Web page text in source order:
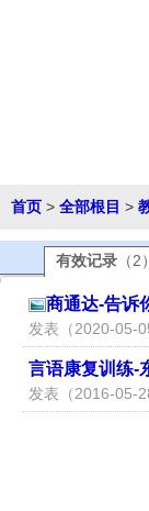
首页 > 全部根目 >
有效记录 （2）
商通达-告诉
发表（2020-05-
言语康复训练-
发表（2016-05-